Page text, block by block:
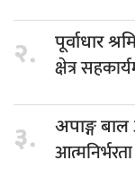
२. पूर्वाधार
क्षेत्र
३. अपाङ्ग बाल